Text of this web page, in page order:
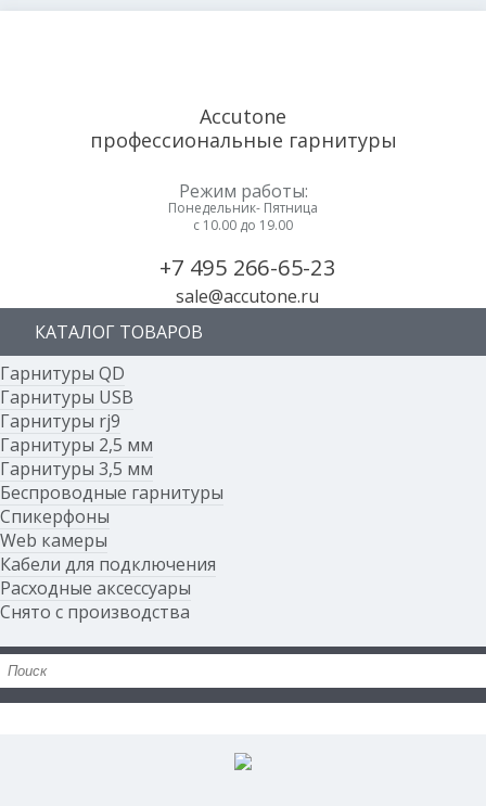
Accutone
профессиональные гарнитуры
Режим работы:
Понедельник- Пятница
с 10.00 до 19.00
+7 495 266-65-23
sale@accutone.ru
КАТАЛОГ ТОВАРОВ
Гарнитуры QD
Гарнитуры USB
Гарнитуры rj9
Гарнитуры 2,5 мм
Гарнитуры 3,5 мм
Беспроводные гарнитуры
Спикерфоны
Web камеры
Кабели для подключения
Расходные аксессуары
Снято с производства